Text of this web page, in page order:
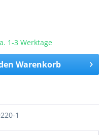
1-3 Werktage
Warenkorb
1